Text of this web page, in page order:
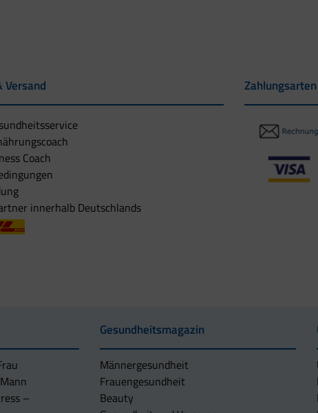
Versand
Coach
innerhalb Deutschlands
Zahlungsarten
–
Gesundheitsmagazin
Männergesundheit
Frauengesundheit
Beauty